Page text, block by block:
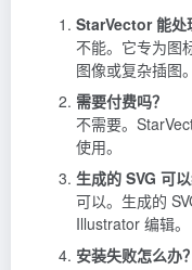
StarVector 能处
不能。它专为图
图像或复杂插图。
需要付费吗？
不需要。
使用。
生成的 SVG 可以
可以。生成的
Illustrator 编辑。
安装失败怎么办？